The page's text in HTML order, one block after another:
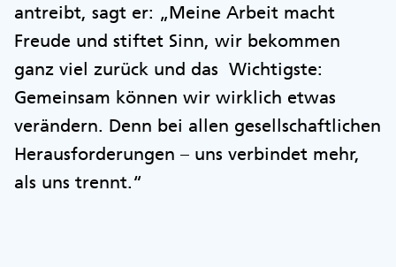
antreibt, sagt er: „Meine Arbeit macht
Freude und stiftet Sinn, wir bekommen
ganz viel zurück und das Wichtigste:
Gemeinsam können wir wirklich etwas
verändern. Denn bei allen gesellschaftlichen
Herausforderungen – uns verbindet mehr,
als uns trennt.“